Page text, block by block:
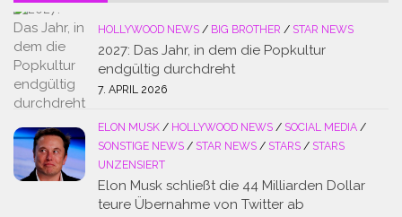
HOLLYWOOD NEWS / BIG BROTHER / STAR NEWS
2027: Das Jahr, in dem die Popkultur
endgültig durchdreht
7. APRIL 2026
ELON MUSK / HOLLYWOOD NEWS / SOCIAL MEDIA /
SONSTIGE NEWS / STAR NEWS / STARS / STARS
UNZENSIERT
Elon Musk schließt die 44 Milliarden Dollar
teure Übernahme von Twitter ab